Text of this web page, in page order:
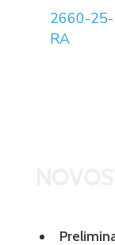
2660-25-
RA